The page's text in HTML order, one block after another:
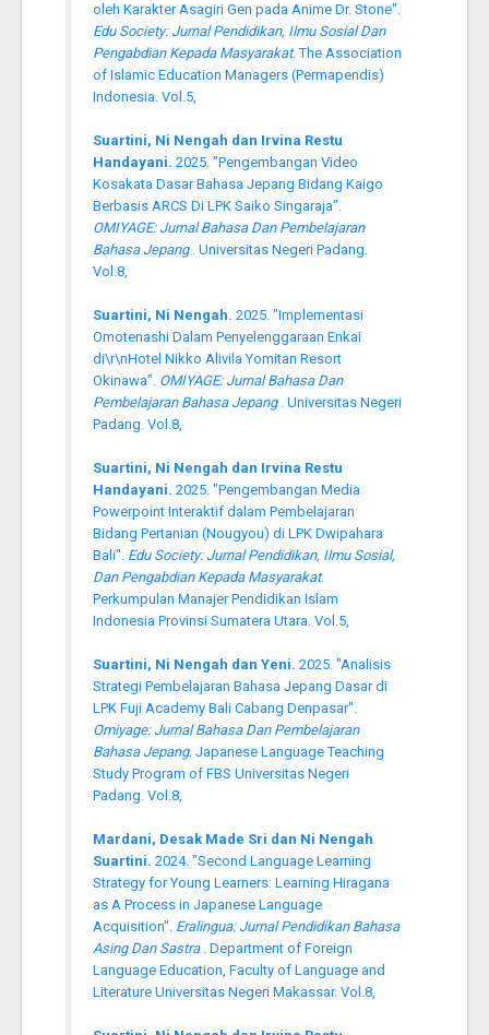
oleh Karakter Asagiri Gen pada Anime Dr. Stone".
Edu Society: Jurnal Pendidikan, Ilmu Sosial Dan
Pengabdian Kepada Masyarakat. The Association
of Islamic Education Managers (Permapendis)
Indonesia. Vol.5,
Suartini, Ni Nengah dan Irvina Restu
Handayani. 2025. "Pengembangan Video
Kosakata Dasar Bahasa Jepang Bidang Kaigo
Berbasis ARCS Di LPK Saiko Singaraja".
OMIYAGE: Jurnal Bahasa Dan Pembelajaran
Bahasa Jepang . Universitas Negeri Padang.
Vol.8,
Suartini, Ni Nengah. 2025. "Implementasi
Omotenashi Dalam Penyelenggaraan Enkai
di\r\nHotel Nikko Alivila Yomitan Resort
Okinawa". OMIYAGE: Jurnal Bahasa Dan
Pembelajaran Bahasa Jepang . Universitas Negeri
Padang. Vol.8,
Suartini, Ni Nengah dan Irvina Restu
Handayani. 2025. "Pengembangan Media
Powerpoint Interaktif dalam Pembelajaran
Bidang Pertanian (Nougyou) di LPK Dwipahara
Bali". Edu Society: Jurnal Pendidikan, Ilmu Sosial,
Dan Pengabdian Kepada Masyarakat.
Perkumpulan Manajer Pendidikan Islam
Indonesia Provinsi Sumatera Utara. Vol.5,
Suartini, Ni Nengah dan Yeni. 2025. "Analisis
Strategi Pembelajaran Bahasa Jepang Dasar di
LPK Fuji Academy Bali Cabang Denpasar".
Omiyage: Jurnal Bahasa Dan Pembelajaran
Bahasa Jepang. Japanese Language Teaching
Study Program of FBS Universitas Negeri
Padang. Vol.8,
Mardani, Desak Made Sri dan Ni Nengah
Suartini. 2024. "Second Language Learning
Strategy for Young Learners: Learning Hiragana
as A Process in Japanese Language
Acquisition". Eralingua: Jurnal Pendidikan Bahasa
Asing Dan Sastra . Department of Foreign
Language Education, Faculty of Language and
Literature Universitas Negeri Makassar. Vol.8,